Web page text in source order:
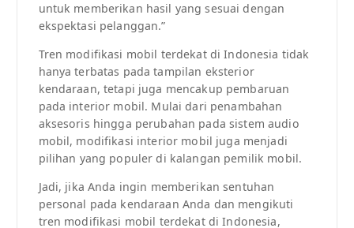
untuk memberikan hasil yang sesuai dengan
ekspektasi pelanggan.”
Tren modifikasi mobil terdekat di Indonesia tidak
hanya terbatas pada tampilan eksterior
kendaraan, tetapi juga mencakup pembaruan
pada interior mobil. Mulai dari penambahan
aksesoris hingga perubahan pada sistem audio
mobil, modifikasi interior mobil juga menjadi
pilihan yang populer di kalangan pemilik mobil.
Jadi, jika Anda ingin memberikan sentuhan
personal pada kendaraan Anda dan mengikuti
tren modifikasi mobil terdekat di Indonesia,